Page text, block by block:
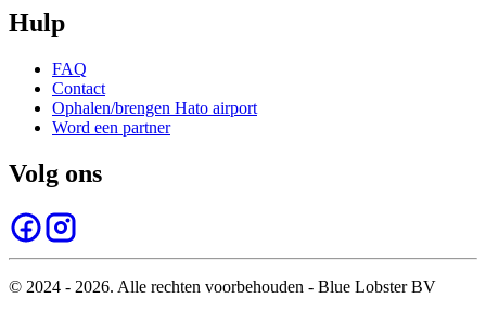
Hulp
FAQ
Contact
Ophalen/brengen Hato airport
Word een partner
Volg ons
© 2024 - 2026. Alle rechten voorbehouden - Blue Lobster BV